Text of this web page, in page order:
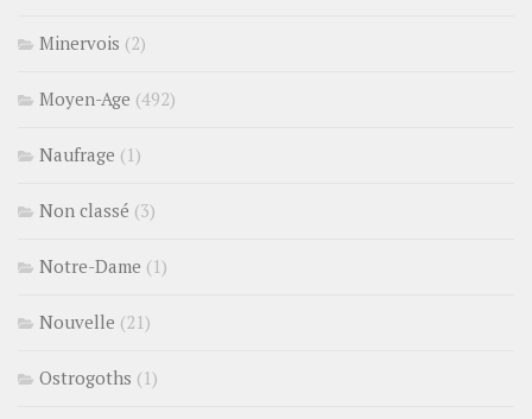
Minervois (2)
Moyen-Age (492)
Naufrage (1)
Non classé (3)
Notre-Dame (1)
Nouvelle (21)
Ostrogoths (1)